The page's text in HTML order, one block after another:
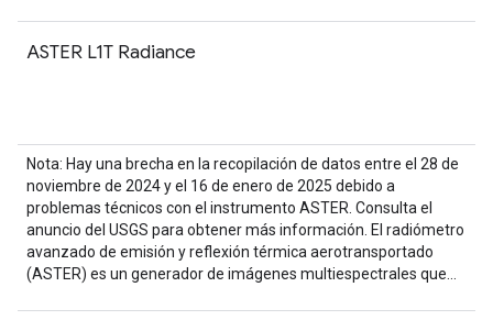
ASTER L1T Radiance
Nota: Hay una brecha en la recopilación de datos entre el 28 de
noviembre de 2024 y el 16 de enero de 2025 debido a
problemas técnicos con el instrumento ASTER. Consulta el
anuncio del USGS para obtener más información. El radiómetro
avanzado de emisión y reflexión térmica aerotransportado
(ASTER) es un generador de imágenes multiespectrales que…